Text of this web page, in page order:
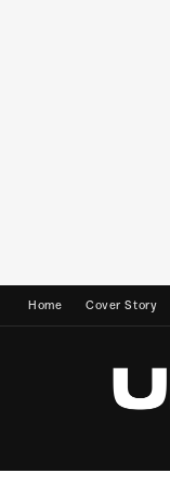
Home Cover Story